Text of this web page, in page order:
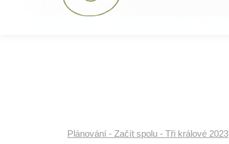
Plánování - Začít spolu - Tři králové 2023